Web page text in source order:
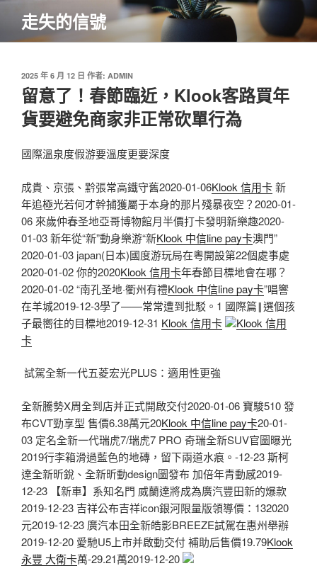
主
走失的信號
發
佈
於
2025 年 6 月 12 日 作者: ADMIN
留意了！春節臨近，Klook客路買年
貨要避免商家非正常砍單行為
國際溫泉度假游要溫度更要深度
成貴、京張、黔張常高鐵守舊2020-01-06Klook 信用卡新
年追極光若何才幹捕獲屬于本身的那片殘暴夜空？2020-01-
06 來歲仲春圣地亞哥博物館月半價打卡發明新樂趣2020-
01-03 新年從“新”動身樂游“新Klook 中信line pay卡澳門”
2020-01-03 japan(日本)國度游玩局在粵開設第22個處事處
2020-01-02 你的2020Klook 信用卡年春節目標地會在哪？
2020-01-02 “南孔圣地·衢州有禮Klook 中信line pay卡”唱響
在羊城2019-12-3學了——常常遭到批駁。1 國際篇‖選個孩
子最嚮往的目標地2019-12-31 Klook 信用卡
Klook 信用
卡
​ 試駕全新一代五菱宏光PLUS：適用性更強
全新騰勢X周全到店并正式開啟交付2020-01-06 寶駿510 發
布CVT勁享型 售價6.38萬元20Klook 中信line pay卡20-01-
03 ​定名全新一代瑞虎7/瑞虎7 PRO 奇瑞全新SUV官圖曝光
2019行李箱滑過藍色的地磚，留下兩道水痕。-12-23 斯柯
達全新昕銳、全新昕動design圖發布 加倍年青動感2019-
12-23 【新車】系知名門 威蘭達將成為廣汽豐田新的爆款
2019-12-23 吉祥公布吉祥icon銀河限量版領導價：132020
元2019-12-23 ​廣汽本田全新皓影BREEZE試駕在惠州舉辦
2019-12-20 愛馳U5上市并啟動交付 補助后售價19.79Klook
永豐 大衛卡萬-29.21萬2019-12-20